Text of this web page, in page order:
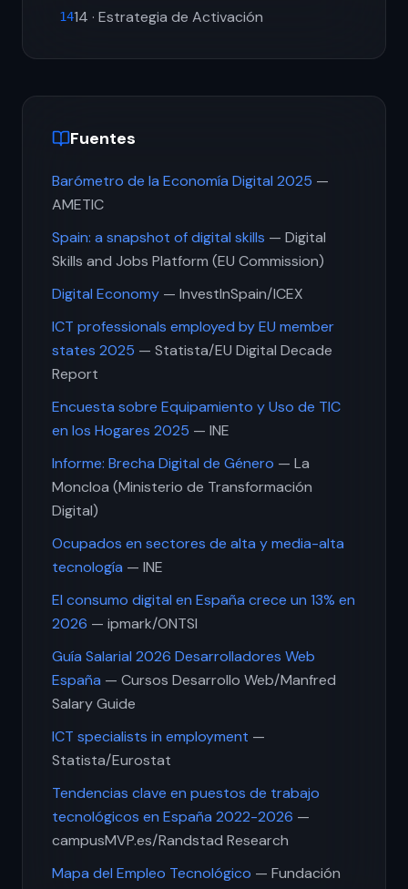
1414 · Estrategia de Activación
Fuentes
Barómetro de la Economía Digital 2025 —
AMETIC
Spain: a snapshot of digital skills — Digital
Skills and Jobs Platform (EU Commission)
Digital Economy — InvestInSpain/ICEX
ICT professionals employed by EU member
states 2025 — Statista/EU Digital Decade
Report
Encuesta sobre Equipamiento y Uso de TIC
en los Hogares 2025 — INE
Informe: Brecha Digital de Género — La
Moncloa (Ministerio de Transformación
Digital)
Ocupados en sectores de alta y media-alta
tecnología — INE
El consumo digital en España crece un 13% en
2026 — ipmark/ONTSI
Guía Salarial 2026 Desarrolladores Web
España — Cursos Desarrollo Web/Manfred
Salary Guide
ICT specialists in employment —
Statista/Eurostat
Tendencias clave en puestos de trabajo
tecnológicos en España 2022-2026 —
campusMVP.es/Randstad Research
Mapa del Empleo Tecnológico — Fundación